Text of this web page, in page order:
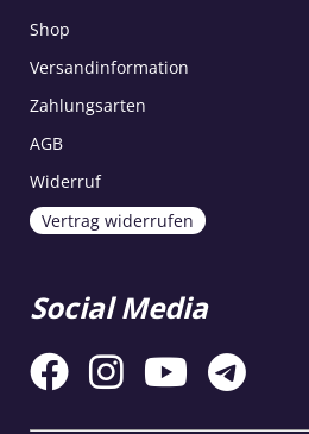
Shop
Versandinformation
Zahlungsarten
AGB
Widerruf
Vertrag widerrufen
Social Media